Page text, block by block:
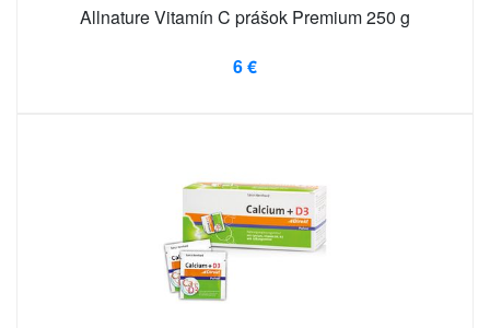
Allnature Vitamín C prášok Premium 250 g
6 €